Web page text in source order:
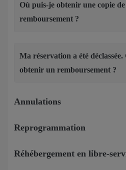
Où puis-je obtenir une copie
remboursement ?
Ma réservation a été
obtenir un remboursement ?
Annulations
Reprogrammation
Réhébergement en libre-